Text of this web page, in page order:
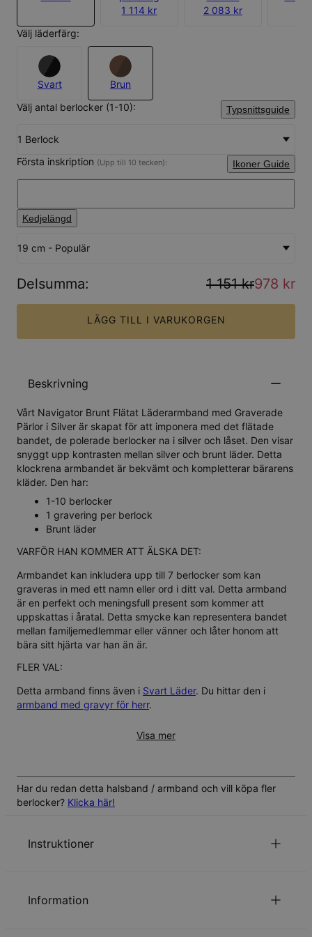
1 114 kr
2 083 kr
Välj läderfärg:
Svart
Brun
Välj antal berlocker (1-10):
Typsnittsguide
1 Berlock
Första inskription (Upp till 10 tecken): Ikoner Guide
Kedjelängd
19 cm - Populär
Delsumma: 1 151 kr978 kr
LÄGG TILL I VARUKORGEN
Beskrivning
Vårt Navigator Brunt Flätat Läderarmband med Graverade
Pärlor i Silver är skapat för att imponera med det flätade
bandet, de polerade berlocker na i silver och låset. Den visar
snyggt upp kontrasten mellan silver och brunt läder. Detta
klockrena armbandet är bekvämt och kompletterar bärarens
kläder. Den har:
1-10 berlocker
1 gravering per berlock
Brunt läder
Visa mer
VARFÖR HAN KOMMER ATT ÄLSKA DET:
Armbandet kan inkludera upp till 7 berlocker som kan
graveras in med ett namn eller ord i ditt val. Detta armband
är en perfekt och meningsfull present som kommer att
uppskattas i åratal. Detta smycke kan representera bandet
mellan familjemedlemmar eller vänner och låter honom att
bära sitt hjärta var han än är.
FLER VAL:
Detta armband finns även i Svart Läder. Du hittar den i
armband med gravyr för herr.
Har du redan detta halsband / armband och vill köpa fler
berlocker? Klicka här!
Instruktioner
beställningen, vänligen dubbelkolla din stavning.
Information